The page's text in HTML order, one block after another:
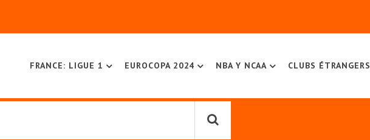
FRANCE: LIGUE 1 EUROCOPA 2024 NBA Y NCAA CLUBS ÉTRANGERS